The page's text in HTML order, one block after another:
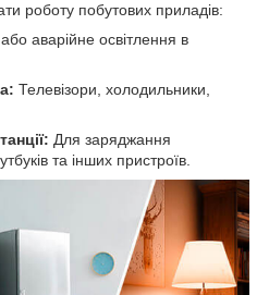
роботу побутових приладів:
аварійне освітлення в
Телевізори, холодильники,
Для заряджання
та інших пристроїв.